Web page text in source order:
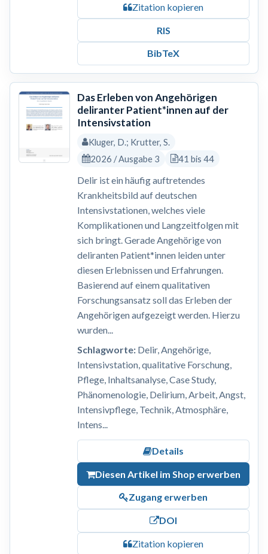
Zitation kopieren
RIS
BibTeX
Das Erleben von Angehörigen
deliranter Patient*innen auf der
Intensivstation
Kluger, D.; Krutter, S.
2026 / Ausgabe 3
41 bis 44
Delir ist ein häufig auftretendes
Krankheitsbild auf deutschen
Intensivstationen, welches viele
Komplikationen und Langzeitfolgen mit
sich bringt. Gerade Angehörige von
deliranten Patient*innen leiden unter
diesen Erlebnissen und Erfahrungen.
Basierend auf einem qualitativen
Forschungsansatz soll das Erleben der
Angehörigen aufgezeigt werden. Hierzu
wurden...
Schlagworte:Delir, Angehörige,
Intensivstation, qualitative Forschung,
Pflege, Inhaltsanalyse, Case Study,
Phänomenologie, Delirium, Arbeit, Angst,
Intensivpflege, Technik, Atmosphäre,
Intens...
Details
Diesen Artikel im Shop erwerben
Zugang erwerben
DOI
Zitation kopieren